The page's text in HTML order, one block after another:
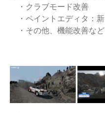
・クラブモード改善
・ペイントエディタ：
・その他、機能改善など